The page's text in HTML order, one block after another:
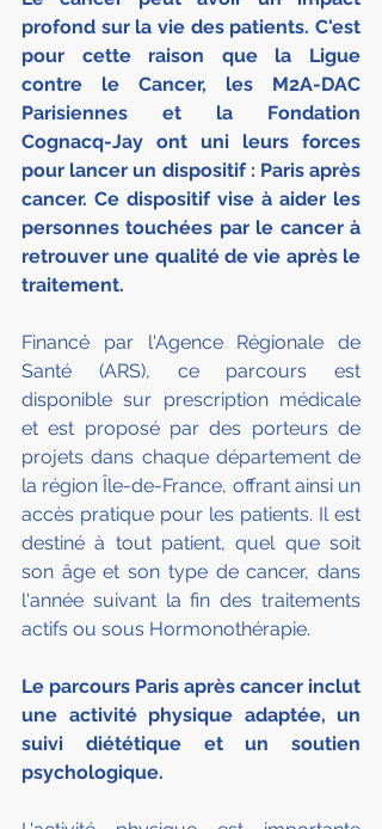
profond sur la vie des patients. C'est
pour cette raison que la Ligue
contre le Cancer, les M2A-DAC
Parisiennes et la Fondation
Cognacq-Jay ont uni leurs forces
pour lancer un dispositif : Paris après
cancer. Ce dispositif vise à aider les
personnes touchées par le cancer à
retrouver une qualité de vie après le
traitement.
Financé par l'Agence Régionale de
Santé (ARS), ce parcours est
disponible sur prescription médicale
et est proposé par des porteurs de
projets dans chaque département de
la région Île-de-France, offrant ainsi un
accès pratique pour les patients. Il est
destiné à tout patient, quel que soit
son âge et son type de cancer, dans
l'année suivant la fin des traitements
actifs ou sous Hormonothérapie.
Le parcours Paris après cancer inclut
une activité physique adaptée, un
suivi diététique et un soutien
psychologique.